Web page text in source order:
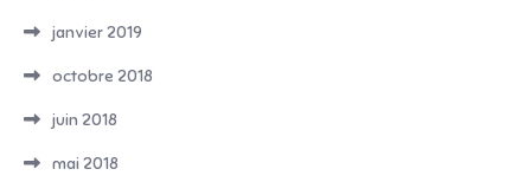
janvier 2019
octobre 2018
juin 2018
mai 2018